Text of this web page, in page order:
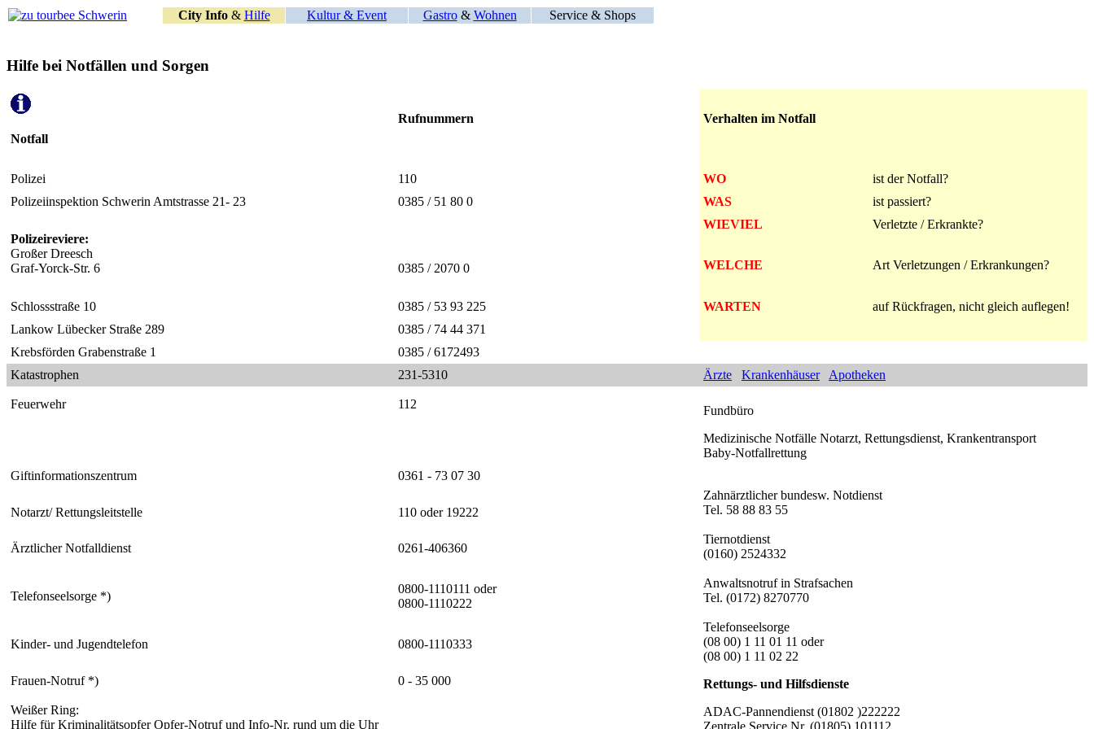
City Info& Hilfe Kultur & Event Gastro& Wohnen Service & Shops
Hilfe bei Notfällen und Sorgen
Notfall
Rufnummern Verhalten im Notfall
Polizei 110 WO
ist der Notfall?
Polizeiinspektion Schwerin Amtstrasse 21- 23
0385 / 51 80 0 WAS ist passiert?
Polizeireviere:
Großer Dreesch
Graf-Yorck-Str. 6
0385 / 2070 0
WIEVIEL Verletzte / Erkrankte?
WELCHE Art Verletzungen / Erkrankungen?
Schlossstraße 10 0385 / 53 93 225 WARTEN
auf Rückfragen, nicht gleich auflegen!
Lankow Lübecker Straße 289
0385 / 74 44 371
Krebsförden Grabenstraße 1
0385 / 6172493
Katastrophen
231-5310 Ärzte Krankenhäuser Apotheken
Feuerwehr 112
Fundbüro
Medizinische Notfälle Notarzt, Rettungsdienst, Krankentransport
Baby-Notfallrettung
Zahnärztlicher bundesw. Notdienst
Tel. 58 88 83 55
Tiernotdienst
(0160) 2524332
Anwaltsnotruf in Strafsachen
Tel. (0172) 8270770
Telefonseelsorge
(08 00) 1 11 01 11 oder
(08 00) 1 11 02 22
Rettungs- und Hilfsdienste
ADAC-Pannendienst (01802 )222222
Giftinformationszentrum 0361 - 73 07 30
Notarzt/ Rettungsleitstelle 110 oder 19222
Ärztlicher Notfalldienst 0261-406360
Telefonseelsorge *)
0800-1110111 oder
0800-1110222
Kinder- und Jugendtelefon 0800-1110333
Frauen-Notruf *) 0 - 35 000
Weißer Ring:
Hilfe für Kriminalitätsopfer Opfer-Notruf und Info-Nr. rund um die Uhr